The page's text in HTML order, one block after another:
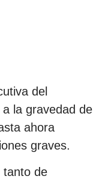
del
la gravedad de
ahora
graves.
tanto de